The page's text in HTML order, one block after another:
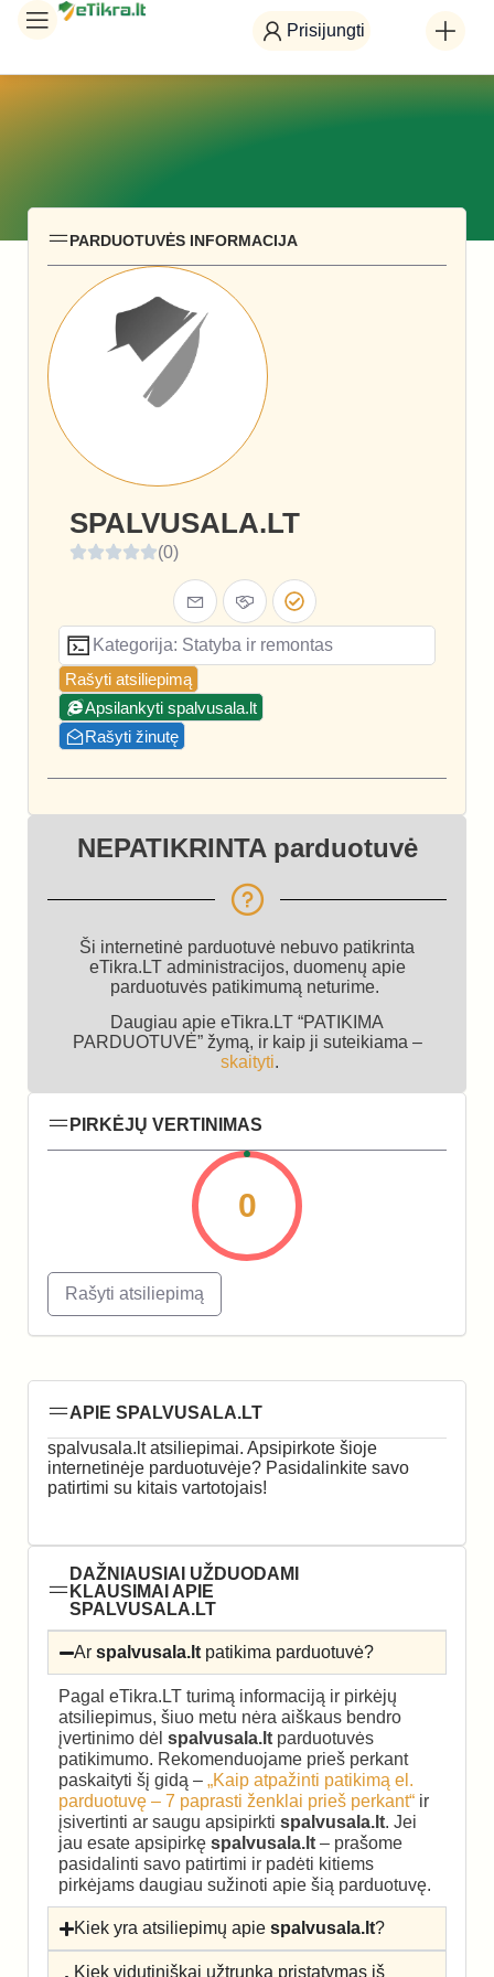
Prisijungti
PARDUOTUVĖS INFORMACIJA
SPALVUSALA.LT
(0)
Kategorija: Statyba ir remontas
Rašyti atsiliepimą
Apsilankyti spalvusala.lt
Rašyti žinutę
NEPATIKRINTA parduotuvė
Ši internetinė parduotuvė nebuvo patikrinta
eTikra.LT administracijos, duomenų apie
parduotuvės patikimumą neturime.
Daugiau apie eTikra.LT “PATIKIMA
PARDUOTUVĖ” žymą, ir kaip ji suteikiama –
skaityti.
PIRKĖJŲ VERTINIMAS
0
Rašyti atsiliepimą
APIE SPALVUSALA.LT
spalvusala.lt atsiliepimai. Apsipirkote šioje
internetinėje parduotuvėje? Pasidalinkite savo
patirtimi su kitais vartotojais!
DAŽNIAUSIAI UŽDUODAMI
KLAUSIMAI APIE
SPALVUSALA.LT
Arspalvusala.lt patikima parduotuvė?
Pagal eTikra.LT turimą informaciją ir pirkėjų
atsiliepimus, šiuo metu nėra aiškaus bendro
įvertinimo dėl spalvusala.lt parduotuvės
patikimumo. Rekomenduojame prieš perkant
paskaityti šį gidą – „Kaip atpažinti patikimą el.
parduotuvę – 7 paprasti ženklai prieš perkant“ ir
įsivertinti ar saugu apsipirkti spalvusala.lt. Jei
jau esate apsipirkę spalvusala.lt – prašome
pasidalinti savo patirtimi ir padėti kitiems
pirkėjams daugiau sužinoti apie šią parduotuvę.
Kiek yra atsiliepimų apiespalvusala.lt?
Kiek vidutiniškai užtrunka pristatymas iš